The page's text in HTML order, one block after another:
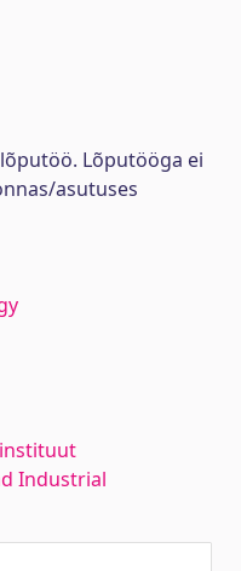
Lõputööga ei
asutuses
Industrial